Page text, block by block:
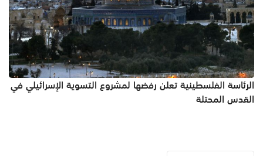
الرئاسة الفلسطينية تعلن رفضها لمشروع التسوية الإسرائيلي في
القدس المحتلة